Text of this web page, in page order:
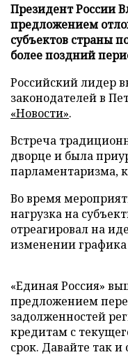
Президент России
предложением
субъектов страны
более поздний
Российский лидер
законодателей в
«Новости».
Встреча
дворце и была
парламентаризма,
Во время
нагрузка на
отреагировал на
изменении
«Единая Россия»
предложением
задолженностей
кредитам с
срок. Давайте так и